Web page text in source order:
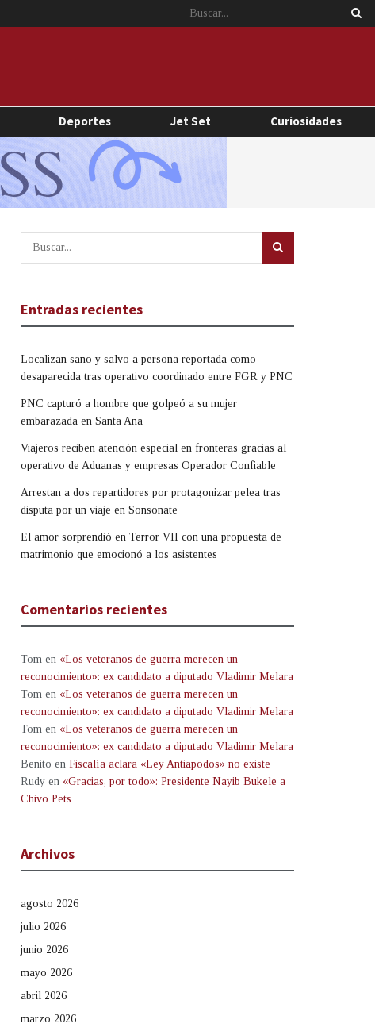
Deportes Jet Set Curiosidades
Entradas recientes
Localizan sano y salvo a persona reportada como
desaparecida tras operativo coordinado entre FGR y PNC
PNC capturó a hombre que golpeó a su mujer
embarazada en Santa Ana
Viajeros reciben atención especial en fronteras gracias al
operativo de Aduanas y empresas Operador Confiable
Arrestan a dos repartidores por protagonizar pelea tras
disputa por un viaje en Sonsonate
El amor sorprendió en Terror VII con una propuesta de
matrimonio que emocionó a los asistentes
Comentarios recientes
Tom en «Los veteranos de guerra merecen un
reconocimiento»: ex candidato a diputado Vladimir Melara
Tom en «Los veteranos de guerra merecen un
reconocimiento»: ex candidato a diputado Vladimir Melara
Tom en «Los veteranos de guerra merecen un
reconocimiento»: ex candidato a diputado Vladimir Melara
Benito en Fiscalía aclara «Ley Antiapodos» no existe
Rudy en «Gracias, por todo»: Presidente Nayib Bukele a
Chivo Pets
Archivos
agosto 2026
julio 2026
junio 2026
mayo 2026
abril 2026
marzo 2026